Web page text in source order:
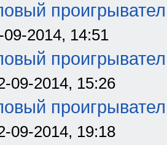
2014, 14:51
09-2014, 15:26
09-2014, 19:18